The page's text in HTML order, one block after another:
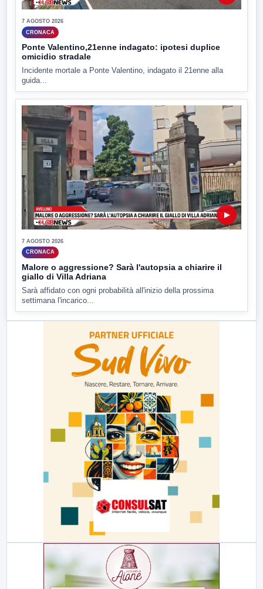
7 AGOSTO 2026
CRONACA
Ponte Valentino,21enne indagato: ipotesi duplice
omicidio stradale
Incidente mortale a Ponte Valentino, indagato il 21enne alla
guida...
▶
7 AGOSTO 2026
CRONACA
Malore o aggressione? Sarà l'autopsia a chiarire il
giallo di Villa Adriana
Sarà affidato con ogni probabilità all'inizio della prossima
settimana l'incarico...